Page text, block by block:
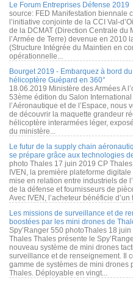
Le Forum Entreprises Défense 2019
source: FED Manifestation biennale
l’initiative conjointe de la CCI Val-
de la DCMAT (Direction Centrale du
l’Armée de Terre) devenue en 2010
(Structure Intégrée du Maintien en
opérationnelle...
Bourget 2019 - Embarquez à bord
hélicoptère Guépard en 360°
18.06.2019 Ministère des Armées A
53ème édition du Salon International
l’Aéronautique et de l’Espace, nous
de découvrir la maquette grandeur
hélicoptère interarmées léger,
du ministère...
Le futur de la supply chain
se prépare grâce aux technologies
photo Thales 17 juin 2019 CP
IVEN, la première plateforme
mise en relation entre industriels de
de la défense et fournisseurs de
Avec IVEN, l’acheteur bénéficie d’un
Les missions de surveillance et de
boostées par les mini drones de
Spy’Ranger 550 photoThales 18
Thales Thales présente le
nouveau système de mini drones
surveillance et de renseignement. Il
gamme de systèmes de mini drones
Thales. Déployable en vingt...